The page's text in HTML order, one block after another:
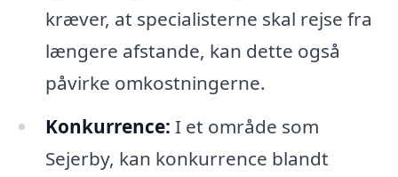
kræver, at specialisterne skal rejse fra
længere afstande, kan dette også
påvirke omkostningerne.
Konkurrence: I et område som
Sejerby, kan konkurrence blandt